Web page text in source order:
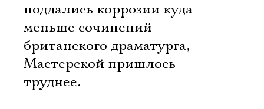
поддались коррозии куда
меньше сочинений
британского драматурга,
Мастерской пришлось
труднее.